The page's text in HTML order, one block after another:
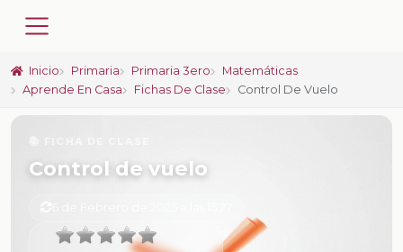
Inicio Primaria Primaria 3ero
Matemáticas
Aprende En Casa
Fichas De Clase Control De Vuelo
Control de vuelo